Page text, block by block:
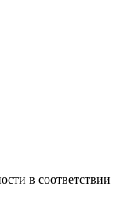
в соответствии